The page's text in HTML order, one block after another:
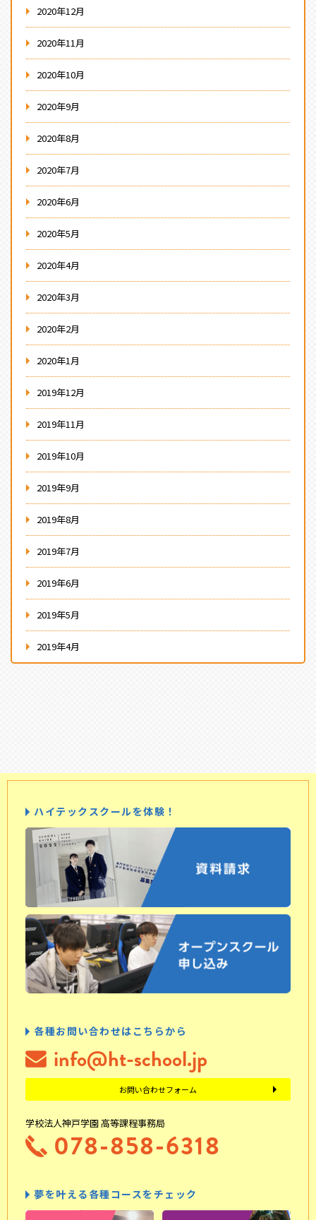
2020年12月
2020年11月
2020年10月
2020年9月
2020年8月
2020年7月
2020年6月
2020年5月
2020年4月
2020年3月
2020年2月
2020年1月
2019年12月
2019年11月
2019年10月
2019年9月
2019年8月
2019年7月
2019年6月
2019年5月
2019年4月
ハイテックスクールを体験！
各種お問い合わせはこちらから
info@ht-school.jp
お問い合わせフォーム
学校法人神戸学園 高等課程事務局
078-858-6318
夢を叶える各種コースをチェック